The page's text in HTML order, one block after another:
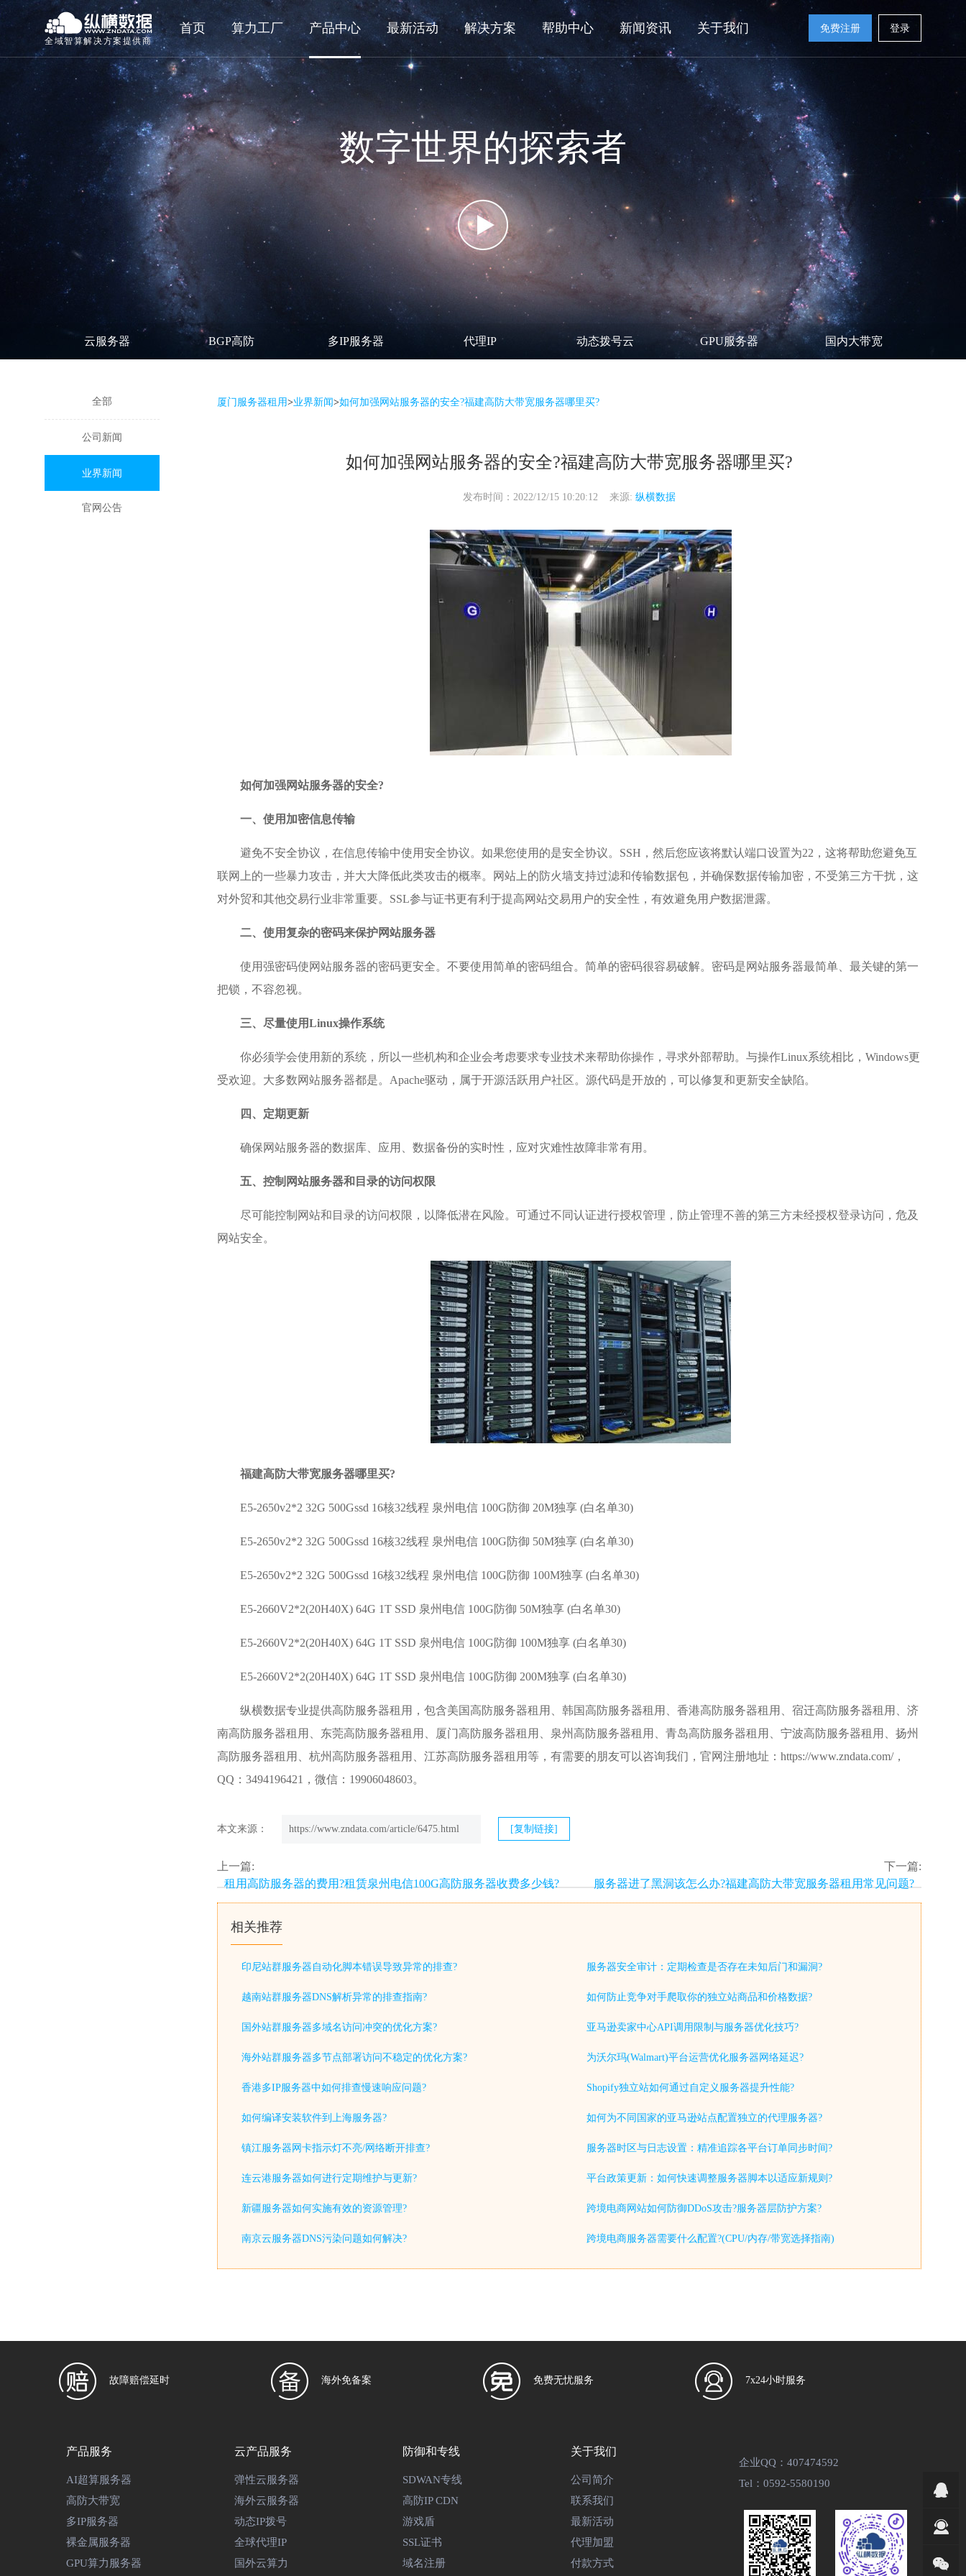
全域智算解决方案提供商
首页 算力工厂 产品中心 最新活动 解决方案 帮助中心 新闻资讯 关于我们 免费注册 登录
数字世界的探索者
云服务器 BGP高防 多IP服务器 代理IP 动态拨号云 GPU服务器 国内大带宽
全部
公司新闻
业界新闻
官网公告
厦门服务器租用>业界新闻>如何加强网站服务器的安全?福建高防大带宽服务器哪里买?
如何加强网站服务器的安全?福建高防大带宽服务器哪里买?
发布时间：2022/12/15 10:20:12 来源: 纵横数据
如何加强网站服务器的安全?
一、使用加密信息传输
避免不安全协议，在信息传输中使用安全协议。如果您使用的是安全协议。SSH，然后您应该将默认端口设置为22，这将帮助您避免互
联网上的一些暴力攻击，并大大降低此类攻击的概率。网站上的防火墙支持过滤和传输数据包，并确保数据传输加密，不受第三方干扰，这
对外贸和其他交易行业非常重要。SSL参与证书更有利于提高网站交易用户的安全性，有效避免用户数据泄露。
二、使用复杂的密码来保护网站服务器
使用强密码使网站服务器的密码更安全。不要使用简单的密码组合。简单的密码很容易破解。密码是网站服务器最简单、最关键的第一
把锁，不容忽视。
三、尽量使用Linux操作系统
你必须学会使用新的系统，所以一些机构和企业会考虑要求专业技术来帮助你操作，寻求外部帮助。与操作Linux系统相比，Windows更
受欢迎。大多数网站服务器都是。Apache驱动，属于开源活跃用户社区。源代码是开放的，可以修复和更新安全缺陷。
四、定期更新
确保网站服务器的数据库、应用、数据备份的实时性，应对灾难性故障非常有用。
五、控制网站服务器和目录的访问权限
尽可能控制网站和目录的访问权限，以降低潜在风险。可通过不同认证进行授权管理，防止管理不善的第三方未经授权登录访问，危及
网站安全。
福建高防大带宽服务器哪里买?
E5-2650v2*2 32G 500Gssd 16核32线程 泉州电信 100G防御 20M独享 (白名单30)
E5-2650v2*2 32G 500Gssd 16核32线程 泉州电信 100G防御 50M独享 (白名单30)
E5-2650v2*2 32G 500Gssd 16核32线程 泉州电信 100G防御 100M独享 (白名单30)
E5-2660V2*2(20H40X) 64G 1T SSD 泉州电信 100G防御 50M独享 (白名单30)
E5-2660V2*2(20H40X) 64G 1T SSD 泉州电信 100G防御 100M独享 (白名单30)
E5-2660V2*2(20H40X) 64G 1T SSD 泉州电信 100G防御 200M独享 (白名单30)
纵横数据专业提供高防服务器租用，包含美国高防服务器租用、韩国高防服务器租用、香港高防服务器租用、宿迁高防服务器租用、济
南高防服务器租用、东莞高防服务器租用、厦门高防服务器租用、 泉州高防服务器租用
、青岛高防服务器租用、宁波高防服务器租用、扬州
高防服务器租用、杭州高防服务器租用、 江苏高防服务器租用 等，有需要的朋友可以咨询我们，官网注册地址：https://www.zndata.com/，
QQ：3494196421，微信：19906048603。
本文来源： https://www.zndata.com/article/6475.html [复制链接]
上一篇:
租用高防服务器的费用?租赁泉州电信100G高防服务器收费多少钱?
下一篇:
服务器进了黑洞该怎么办?福建高防大带宽服务器租用常见问题?
相关推荐
印尼站群服务器自动化脚本错误导致异常的排查?
越南站群服务器DNS解析异常的排查指南?
国外站群服务器多域名访问冲突的优化方案?
海外站群服务器多节点部署访问不稳定的优化方案?
香港多IP服务器中如何排查慢速响应问题?
如何编译安装软件到上海服务器?
镇江服务器网卡指示灯不亮/网络断开排查?
连云港服务器如何进行定期维护与更新?
新疆服务器如何实施有效的资源管理?
南京云服务器DNS污染问题如何解决?
服务器安全审计：定期检查是否存在未知后门和漏洞?
如何防止竞争对手爬取你的独立站商品和价格数据?
亚马逊卖家中心API调用限制与服务器优化技巧?
为沃尔玛(Walmart)平台运营优化服务器网络延迟?
Shopify独立站如何通过自定义服务器提升性能?
如何为不同国家的亚马逊站点配置独立的代理服务器?
服务器时区与日志设置：精准追踪各平台订单同步时间?
平台政策更新：如何快速调整服务器脚本以适应新规则?
跨境电商网站如何防御DDoS攻击?服务器层防护方案?
跨境电商服务器需要什么配置?(CPU/内存/带宽选择指南)
故障赔偿延时 海外免备案 免费无忧服务 7x24小时服务
产品服务
AI超算服务器
高防大带宽
多IP服务器
裸金属服务器
GPU算力服务器
云产品服务
弹性云服务器
海外云服务器
动态IP拨号
全球代理IP
国外云算力
防御和专线
SDWAN专线
高防IP CDN
游戏盾
SSL证书
域名注册
关于我们
公司简介
联系我们
最新活动
代理加盟
付款方式
企业QQ：407474592
Tel：0592-5580190